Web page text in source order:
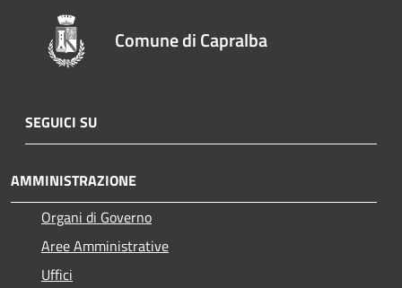
Comune di Capralba
SEGUICI SU
AMMINISTRAZIONE
Organi di Governo
Aree Amministrative
Uffici